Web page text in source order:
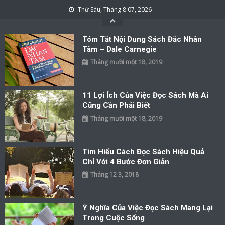
Thứ Sáu, Tháng 8 07, 2026
Tóm Tắt Nội Dung Sách Đắc Nhân
Tâm – Dale Carnegie
Tháng mười một 18, 2019
11 Lợi Ích Của Việc Đọc Sách Mà Ai
Cũng Cần Phải Biết
Tháng mười một 18, 2019
Tìm Hiểu Cách Đọc Sách Hiệu Quả
Chỉ Với 4 Bước Đơn Giản
Tháng 12 3, 2018
Ý Nghĩa Của Việc Đọc Sách Mang Lại
Trong Cuộc Sống